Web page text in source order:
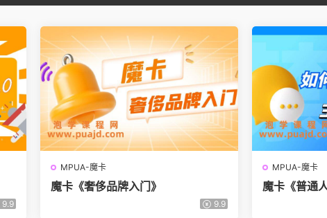
9.9
MPUA-魔卡
魔卡《奢侈品牌入门》
9.9
MPUA-魔卡
魔卡《普通